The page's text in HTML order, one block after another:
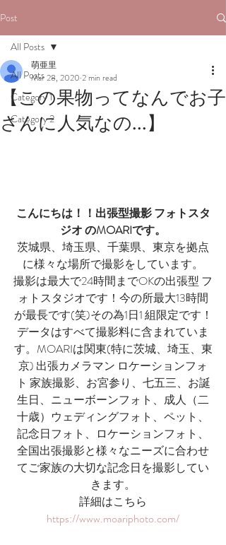
Post
All Posts
Category 1
Category 2
All Posts
【この果物ってなんでお子
さんに人気なの...】
萌亜里
Mar 28, 2020 2 min read
こんにちは！！出張型撮影 フォトスタ
ジオ のMOARIです。
茨城県、埼玉県、千葉県、東京を拠点
に様々な場所で撮影をしています。
撮影は最大で24時間までOKの出張型 フ
ォトスタジオです！今の所最大13時間
が最長です(笑)その為1日1 組限定です！
データはすべて撮影料に含まれていま
す。MOARIは関東(特に茨城、埼玉、東
京) 出張カメラマン ロケーションフォ
ト 家族撮影、お宮参り、七五三、お誕
生日、ニューボーンフォト、成人（二
十歳）ウェディングフォト、ペット、
記念日フォト、ロケーションフォト、​
全国出張撮影と様々なニーズに合わせ
てご家族の大切な記念日を撮影してい
きます。
詳細はこちら
https://www.moariphoto.com/